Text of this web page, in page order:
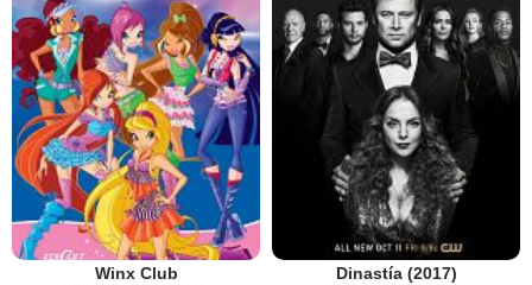
Winx Club Dinastía (2017)